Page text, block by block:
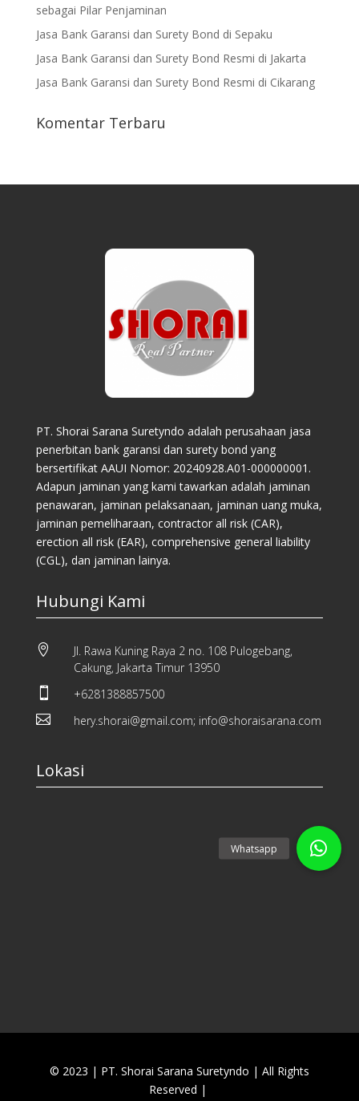
sebagai Pilar Penjaminan
Jasa Bank Garansi dan Surety Bond di Sepaku
Jasa Bank Garansi dan Surety Bond Resmi di Jakarta
Jasa Bank Garansi dan Surety Bond Resmi di Cikarang
Komentar Terbaru
PT. Shorai Sarana Suretyndo adalah perusahaan jasa
penerbitan bank garansi dan surety bond yang
bersertifikat AAUI Nomor: 20240928.A01-000000001.
Adapun jaminan yang kami tawarkan adalah jaminan
penawaran, jaminan pelaksanaan, jaminan uang muka,
jaminan pemeliharaan, contractor all risk (CAR),
erection all risk (EAR), comprehensive general liability
(CGL), dan jaminan lainya.
Hubungi Kami

Jl. Rawa Kuning Raya 2 no. 108 Pulogebang,
Cakung, Jakarta Timur 13950
 +6281388857500
 hery.shorai@gmail.com; info@shoraisarana.com
Lokasi
© 2023 | PT. Shorai Sarana Suretyndo | All Rights
Reserved |